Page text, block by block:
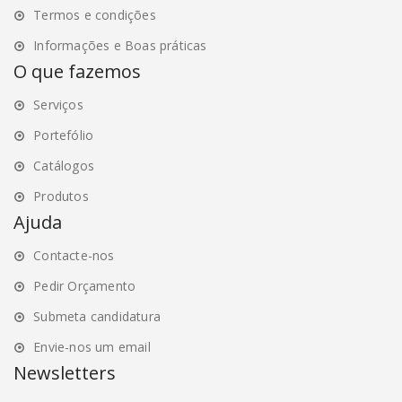
page
Termos e condições
Informações e Boas práticas
O que fazemos
Serviços
Portefólio
Catálogos
Produtos
Ajuda
Contacte-nos
Pedir Orçamento
Submeta candidatura
Envie-nos um email
Newsletters